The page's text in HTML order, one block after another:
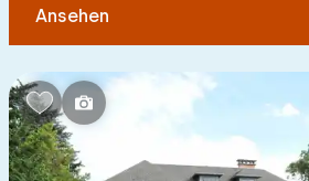
Ansehen